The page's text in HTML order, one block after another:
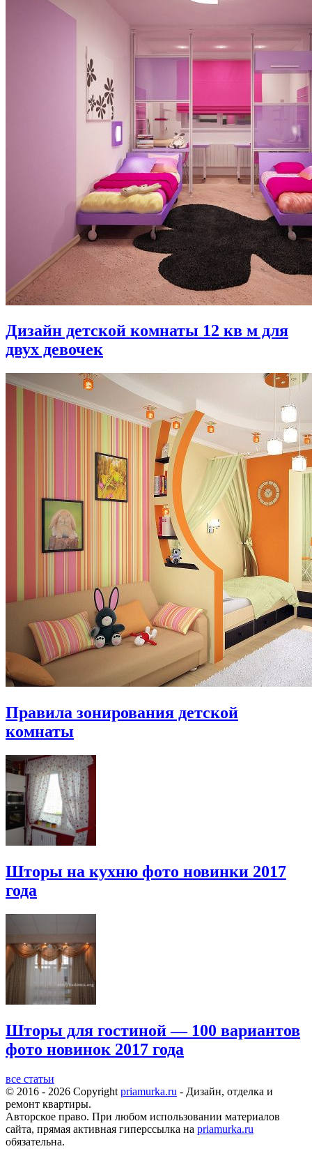
Дизайн детской комнаты 12 кв м для
двух девочек
Правила зонирования детской
комнаты
Шторы на кухню фото новинки 2017
года
Шторы для гостиной — 100 вариантов
фото новинок 2017 года
все статьи
© 2016 - 2026 Copyright priamurka.ru - Дизайн, отделка и
ремонт квартиры.
Авторское право. При любом использовании материалов
сайта, прямая активная гиперссылка на priamurka.ru
обязательна.